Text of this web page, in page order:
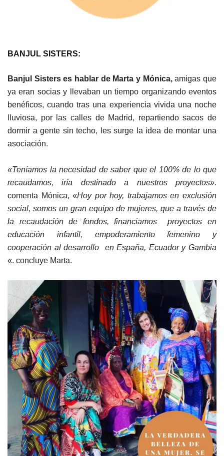
BANJUL SISTERS:
Banjul Sisters es hablar de Marta y Mónica,amigas que
ya eran socias y llevaban un tiempo organizando eventos
benéficos, cuando tras una experiencia vivida una noche
lluviosa, por las calles de Madrid, repartiendo sacos de
dormir a gente sin techo, les surge la idea de montar una
asociación.
«Teníamos la necesidad de saber que el 100% de lo que
recaudamos, iría destinado a nuestros proyectos».
comenta Mónica, «Hoy por hoy, trabajamos en exclusión
social, somos un gran equipo de mujeres, que a través de
la recaudación de fondos, financiamos proyectos en
educación infantil, empoderamiento femenino y
cooperación al desarrollo en España, Ecuador y Gambia
«. concluye Marta.